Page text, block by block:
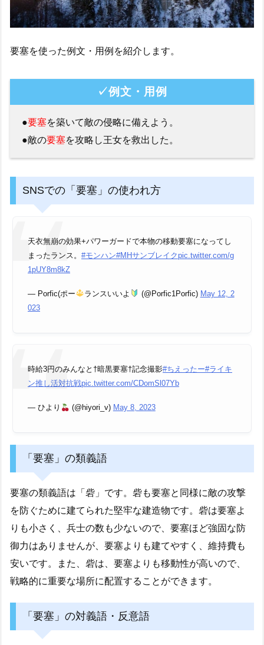
要塞を使った例文・用例を紹介します。
✓例文・用例
●要塞を築いて敵の侵略に備えよう。
●敵の要塞を攻略し王女を救出した。
SNSでの「要塞」の使われ方
天衣無崩の効果+パワーガードで本物の移動要塞になってし
まったランス。 #モンハン#MHサンブレイクpic.twitter.com/g
1pUY8m8kZ
— Porfic(ポー ランスいいよ (@Porfic1Porfic) May 12, 2
023
時給3円のみんなと†暗黒要塞†記念撮影#ちえったー#ライキ
ン推し活対抗戦pic.twitter.com/CDomSl07Yb
— ひより (@hiyori_v) May 8, 2023
「要塞」の類義語
要塞の類義語は「砦」です。砦も要塞と同様に敵の攻撃
を防ぐために建てられた堅牢な建造物です。砦は要塞よ
りも小さく、兵士の数も少ないので、要塞ほど強固な防
御力はありませんが、要塞よりも建てやすく、維持費も
安いです。また、砦は、要塞よりも移動性が高いので、
戦略的に重要な場所に配置することができます。
「要塞」の対義語・反意語